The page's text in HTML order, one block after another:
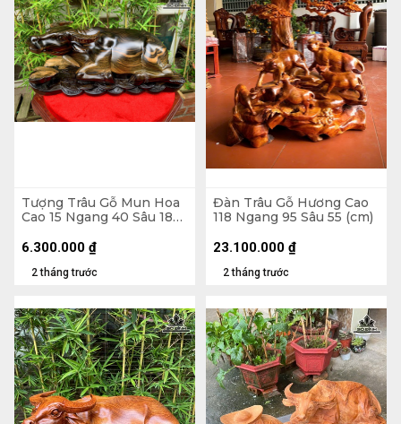
Tượng Trâu Gỗ Mun Hoa
Cao 15 Ngang 40 Sâu 18
2 tháng trước
6.300.000 ₫
Đàn Trâu Gỗ Hương Cao
118 Ngang 95 Sâu 55 (cm)
2 tháng trước
23.100.000 ₫